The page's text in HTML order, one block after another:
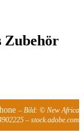
Zubehör
– Bild: © New Africa
– stock.adobe.com